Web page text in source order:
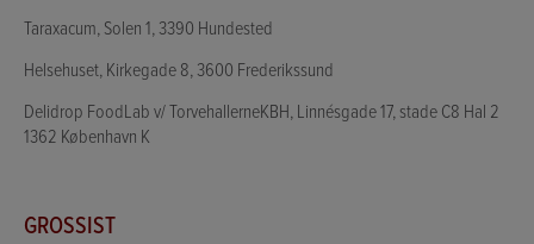
Taraxacum, Solen 1, 3390 Hundested
Helsehuset, Kirkegade 8, 3600 Frederikssund
Delidrop FoodLab v/ TorvehallerneKBH, Linnésgade 17, stade C8 Hal 2
1362 København K
GROSSIST